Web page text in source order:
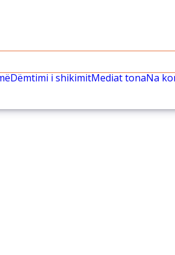
Dëmtimi i shikimitMediat tonaNa